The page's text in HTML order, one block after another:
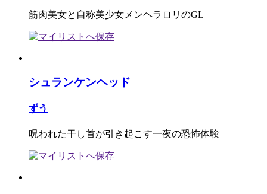
筋肉美女と自称美少女メンヘラロリのGL
シュランケンヘッド
ずう
呪われた干し首が引き起こす一夜の恐怖体験